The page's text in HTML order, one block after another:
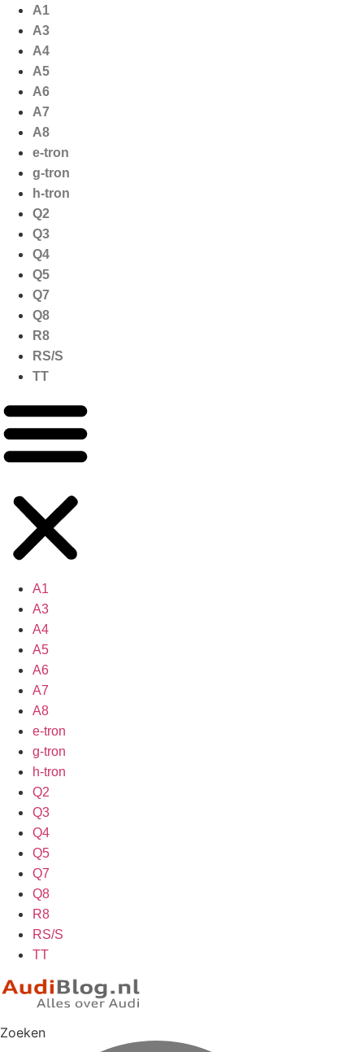
naar
inhoud
A1
A3
A4
A5
A6
A7
A8
e-tron
g-tron
h-tron
Q2
Q3
Q4
Q5
Q7
Q8
R8
RS/S
TT
A1
A3
A4
A5
A6
A7
A8
e-tron
g-tron
h-tron
Q2
Q3
Q4
Q5
Q7
Q8
R8
RS/S
TT
Zoeken